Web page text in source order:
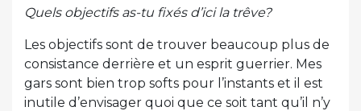
Quels objectifs as-tu fixés d’ici la trêve?
Les objectifs sont de trouver beaucoup plus de
consistance derrière et un esprit guerrier. Mes
gars sont bien trop softs pour l’instants et il est
inutile d’envisager quoi que ce soit tant qu’il n’y